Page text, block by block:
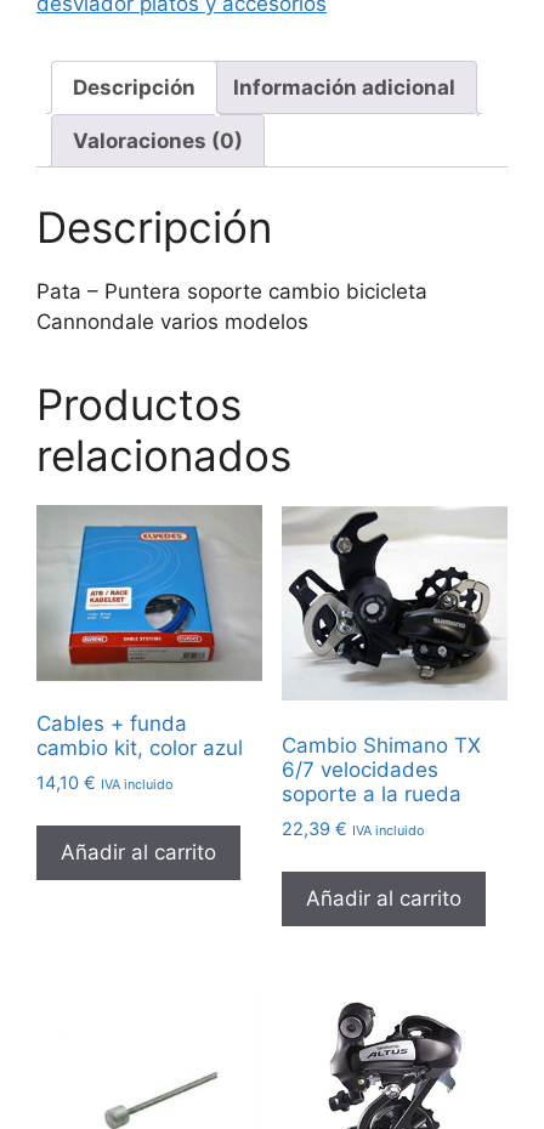
GH-
303
cantidad
Descripción Información adicional
Valoraciones (0)
Descripción
Pata – Puntera soporte cambio bicicleta
Cannondale varios modelos
Productos
relacionados
Cables + funda
cambio kit, color azul
14,10 € IVA incluido
Añadir al carrito
Cambio Shimano TX
6/7 velocidades
soporte a la rueda
22,39 € IVA incluido
Añadir al carrito